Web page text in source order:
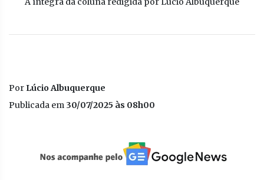
Por Lúcio Albuquerque
Publicada em 30/07/2025 às 08h00